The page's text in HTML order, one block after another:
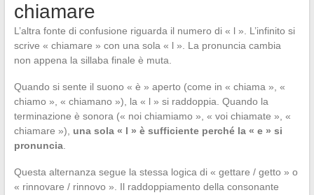
chiamare
L’altra fonte di confusione riguarda il numero di « l ». L’infinito si
scrive « chiamare » con una sola « l ». La pronuncia cambia
non appena la sillaba finale è muta.
Quando si sente il suono « è » aperto (come in « chiama », «
chiamo », « chiamano »), la « l » si raddoppia. Quando la
terminazione è sonora (« noi chiamiamo », « voi chiamate », «
chiamare »), una sola « l » è sufficiente perché la « e » si
pronuncia.
Questa alternanza segue la stessa logica di « gettare / getto » o
« rinnovare / rinnovo ». Il raddoppiamento della consonante